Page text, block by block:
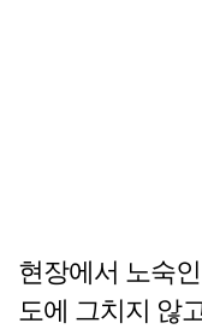
현장에서 노숙
도에 그치지 않